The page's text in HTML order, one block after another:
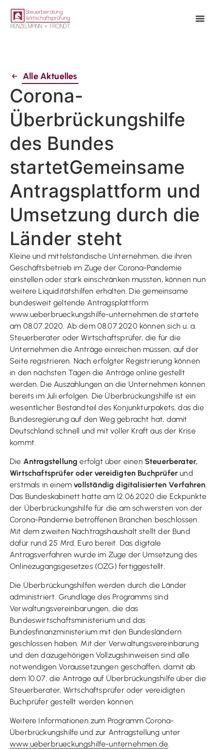
Alle Aktuelles
Corona-
Überbrückungshilfe
des Bundes
startetGemeinsame
Antragsplattform und
Umsetzung durch die
Länder steht
Kleine und mittelständische Unternehmen, die ihren
Geschäftsbetrieb im Zuge der Corona-Pandemie
einstellen oder stark einschränken mussten, können nun
weitere Liquiditätshilfen erhalten. Die gemeinsame
bundesweit geltende Antragsplattform
www.ueberbrueckungshilfe-unternehmen.de startete
am 08.07.2020. Ab dem 08.07.2020 können sich u. a.
Steuerberater oder Wirtschaftsprüfer, die für die
Unternehmen die Anträge einreichen müssen, auf der
Seite registrieren. Nach erfolgter Registrierung können
in den nächsten Tagen die Anträge online gestellt
werden. Die Auszahlungen an die Unternehmen können
bereits im Juli erfolgen. Die Überbrückungshilfe ist ein
wesentlicher Bestandteil des Konjunkturpakets, das die
Bundesregierung auf den Weg gebracht hat, damit
Deutschland schnell und mit voller Kraft aus der Krise
kommt.
Die Antragstellung erfolgt über einen Steuerberater,
Wirtschaftsprüfer oder vereidigten Buchprüfer und
erstmals in einemvollständig digitalisierten Verfahren.
Das Bundeskabinett hatte am 12.06.2020 die Eckpunkte
der Überbrückungshilfe für die am schwersten von der
Corona-Pandemie betroffenen Branchen beschlossen.
Mit dem zweiten Nachtragshaushalt stellt der Bund
dafür rund 25 Mrd. Euro bereit. Das digitale
Antragsverfahren wurde im Zuge der Umsetzung des
Onlinezugangsgesetzes (OZG) fertiggestellt.
Die Überbrückungshilfen werden durch die Länder
administriert. Grundlage des Programms sind
Verwaltungsvereinbarungen, die das
Bundeswirtschaftsministerium und das
Bundesfinanzministerium mit den Bundesländern
geschlossen haben. Mit der Verwaltungsvereinbarung
und den dazugehörigen Vollzugshinweisen sind alle
notwendigen Voraussetzungen geschaffen, damit ab
dem 10.07. die Anträge auf Überbrückungshilfe über die
Steuerberater, Wirtschaftsprüfer oder vereidigten
Buchprüfer gestellt werden können.
Weitere Informationen zum Programm Corona-
Überbrückungshilfe und zur Antragstellung unter
www.ueberbrueckungshilfe-unternehmen.de